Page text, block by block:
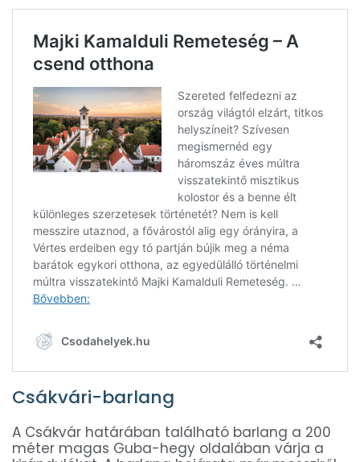
Csákvári-barlang
A Csákvár határában található barlang a 200
méter magas Guba-hegy oldalában várja a